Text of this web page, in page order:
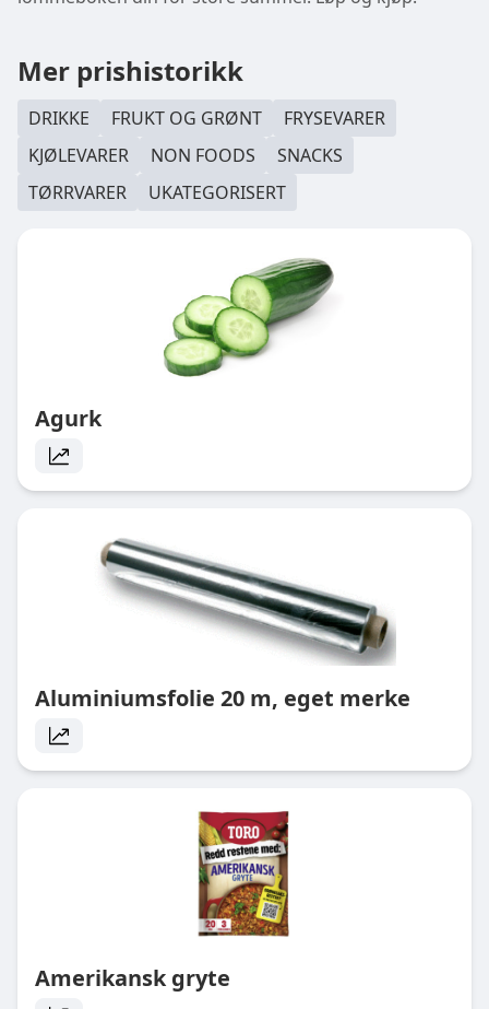
Mer prishistorikk
DRIKKE FRUKT OG GRØNT
FRYSEVARER
KJØLEVARER
NON FOODS
SNACKS
TØRRVARER
UKATEGORISERT
Agurk
Aluminiumsfolie 20 m, eget merke
Amerikansk gryte